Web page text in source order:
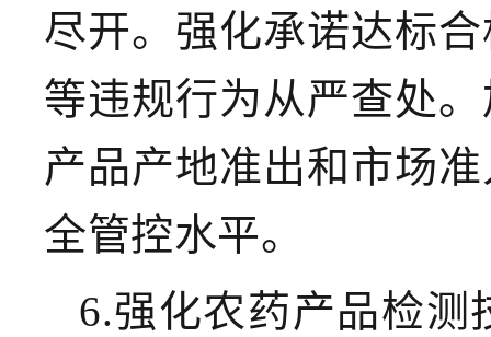
尽开。强化承诺达标
等违规行为从严查处
产品产地准出和市场
全管控水平。
6.强化农药产品检测